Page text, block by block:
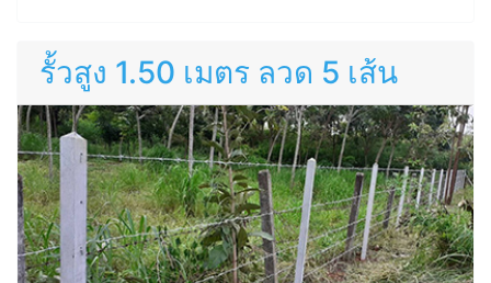
รั้วสูง 1.50 เมตร ลวด 5 เส้น